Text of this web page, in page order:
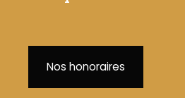
Nos honoraires